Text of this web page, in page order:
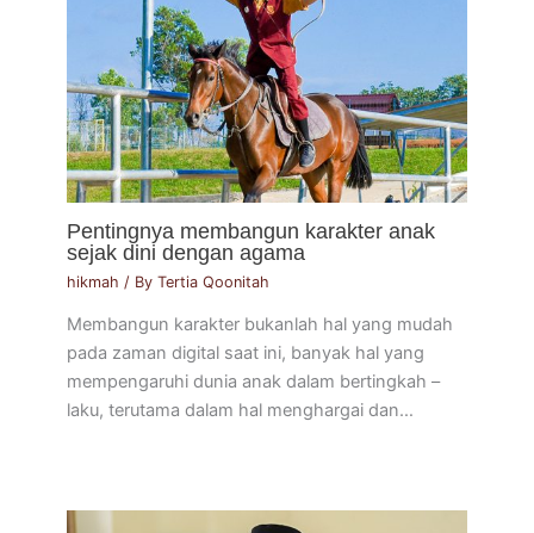
Pentingnya membangun karakter anak
sejak dini dengan agama
hikmah / ByTertia Qoonitah
Membangun karakter bukanlah hal yang mudah
pada zaman digital saat ini, banyak hal yang
mempengaruhi dunia anak dalam bertingkah –
laku, terutama dalam hal menghargai dan…